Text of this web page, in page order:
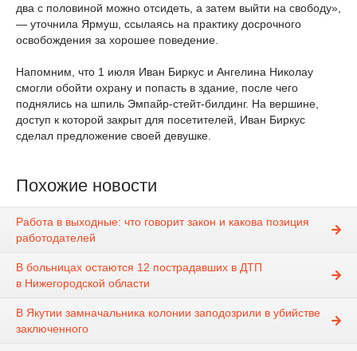
два с половиной можно отсидеть, а затем выйти на свободу»,
— уточнила Ярмуш, ссылаясь на практику досрочного
освобождения за хорошее поведение.
Напомним, что 1 июля Иван Биркус и Ангелина Николау
смогли обойти охрану и попасть в здание, после чего
поднялись на шпиль Эмпайр-стейт-билдинг. На вершине,
доступ к которой закрыт для посетителей, Иван Биркус
сделал предложение своей девушке.
Похожие новости
Работа в выходные: что говорит закон и какова позиция
работодателей
В больницах остаются 12 пострадавших в ДТП
в Нижегородской области
В Якутии замначальника колонии заподозрили в убийстве
заключенного